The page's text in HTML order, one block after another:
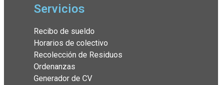
Servicios
Recibo de sueldo
Horarios de colectivo
Recolección de Residuos
Ordenanzas
Generador de CV